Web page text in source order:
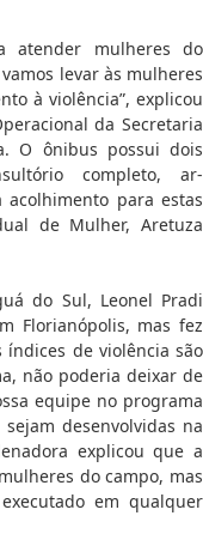
atender mulheres do
levar às mulheres
à violência”, explicou
da Secretaria
O ônibus possui dois
completo, ar-
acolhimento para estas
de Mulher, Aretuza
do Sul, Leonel Pradi
Florianópolis, mas fez
índices de violência são
não poderia deixar de
equipe no programa
desenvolvidas na
explicou que a
do campo, mas
em qualquer